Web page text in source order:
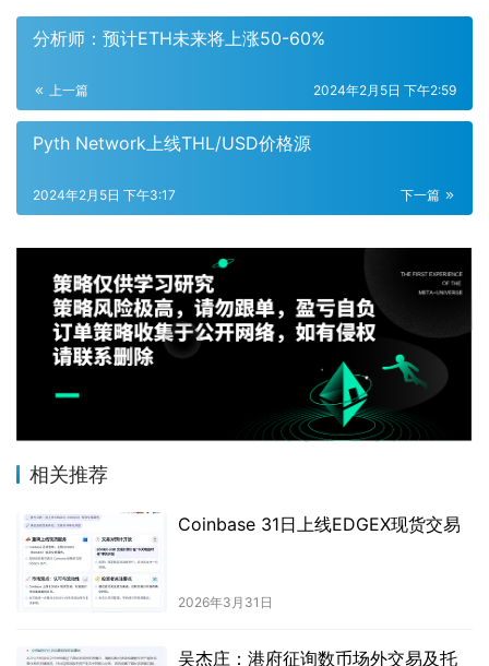
分析师：预计ETH未来将上涨50-60%
上一篇 2024年2月5日 下午2:59
Pyth Network上线THL/USD价格源
下一篇
2024年2月5日 下午3:17
相关推荐
Coinbase 31日上线EDGEX现货交易
2026年3月31日
吴杰庄：港府征询数币场外交易及托